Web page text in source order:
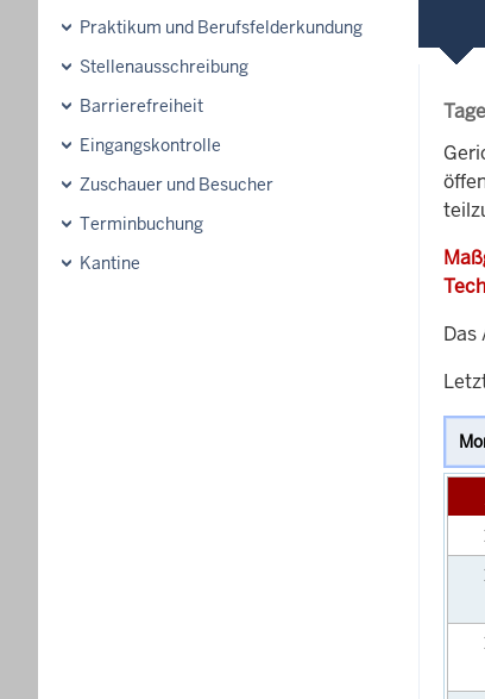
Praktikum und Berufsfelderkundung
Stellenausschreibung
Barrierefreiheit
Eingangskontrolle
Zuschauer und Besucher
Terminbuchung
Kantine
Das